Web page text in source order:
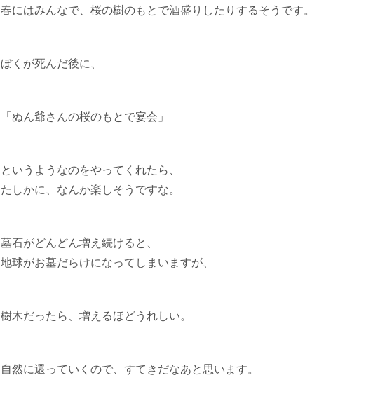
春にはみんなで、桜の樹のもとで酒盛りしたりするそうです。
ぼくが死んだ後に、
「ぬん爺さんの桜のもとで宴会」
というようなのをやってくれたら、
たしかに、なんか楽しそうですな。
墓石がどんどん増え続けると、
地球がお墓だらけになってしまいますが、
樹木だったら、増えるほどうれしい。
自然に還っていくので、すてきだなあと思います。